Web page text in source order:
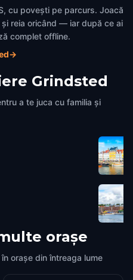
cu povești pe parcurs. Joacă
reia oricând — iar după ce ai
complet offline.
→
Grindsted
a te juca cu familia și
orașe
orașe din întreaga lume